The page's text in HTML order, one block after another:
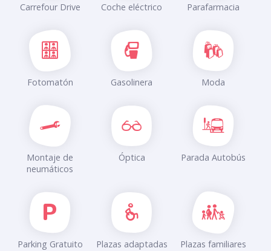
Carrefour Drive Coche eléctrico Parafarmacia
Fotomatón Gasolinera Moda
Montaje de
neumáticos
Óptica Parada Autobús
Parking Gratuito Plazas adaptadas Plazas familiares